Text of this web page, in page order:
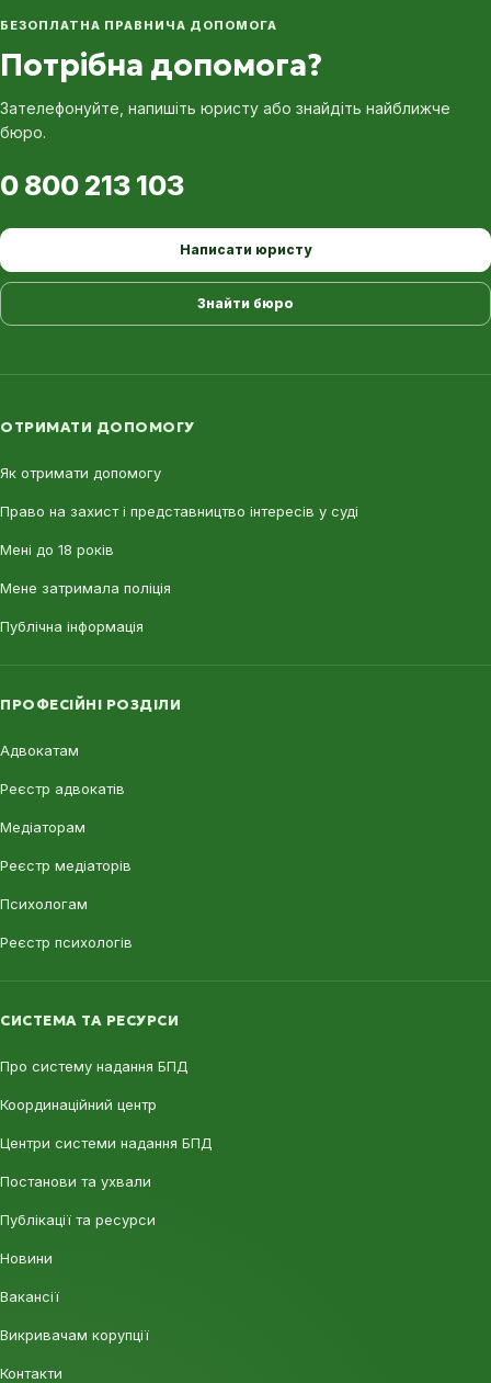
БЕЗОПЛАТНА ПРАВНИЧА ДОПОМОГА
Потрібна допомога?
Зателефонуйте, напишіть юристу або знайдіть найближче
бюро.
0 800 213 103
Написати юристу
Знайти бюро
ОТРИМАТИ ДОПОМОГУ
Як отримати допомогу
Право на захист і представництво інтересів у суді
Мені до 18 років
Мене затримала поліція
Публічна інформація
ПРОФЕСІЙНІ РОЗДІЛИ
Адвокатам
Реєстр адвокатів
Медіаторам
Реєстр медіаторів
Психологам
Реєстр психологів
СИСТЕМА ТА РЕСУРСИ
Про систему надання БПД
Координаційний центр
Центри системи надання БПД
Постанови та ухвали
Публікації та ресурси
Новини
Вакансії
Викривачам корупції
Контакти